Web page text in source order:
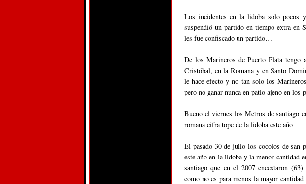
Los incidentes en la lidoba solo pocos
suspendió un partido en tiempo extra en
les fue confiscado un partido…
De los Marineros de Puerto Plata tengo
Cristóbal, en la Romana y en Santo
le hace efecto y no tan solo los
pero no ganar nunca en patio ajeno en
Bueno el viernes los Metros de santiago
romana cifra tope de la lidoba este año
El pasado 30 de julio los cocolos de san
este año en la lidoba y la menor cantidad
santiago que en el 2007 encestaron
como no es para menos la mayor